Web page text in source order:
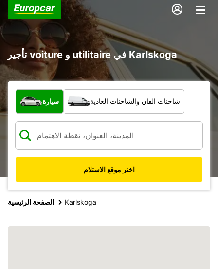
تأجير voiture و utilitaire في Karlskoga
ما نوع المركبة؟
سيارة شاحنات الفان والشاحنات العادية
اختر موقع الاستلام
الصفحة الرئيسية Karlskoga